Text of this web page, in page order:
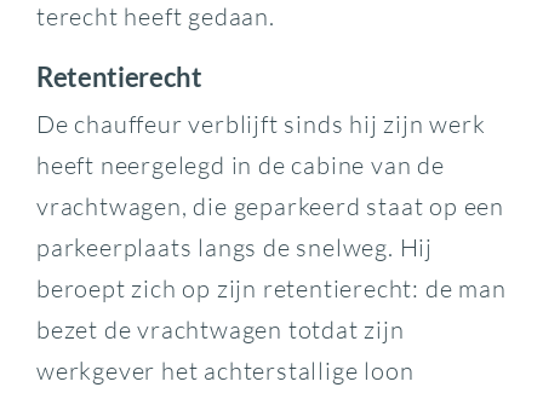
terecht heeft gedaan.
Retentierecht
De chauffeur verblijft sinds hij zijn werk
heeft neergelegd in de cabine van de
vrachtwagen, die geparkeerd staat op een
parkeerplaats langs de snelweg. Hij
beroept zich op zijn retentierecht: de man
bezet de vrachtwagen totdat zijn
werkgever het achterstallige loon